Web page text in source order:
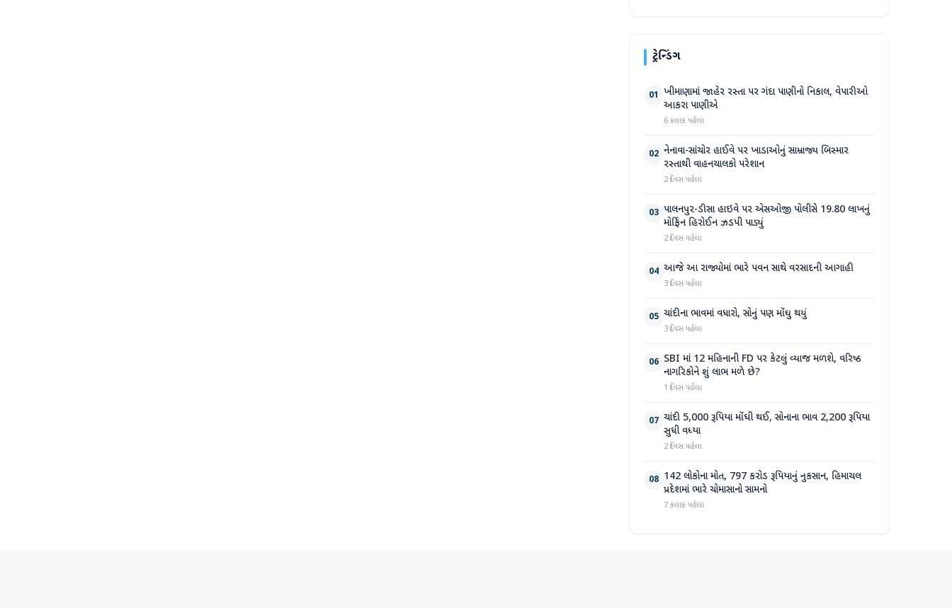
ટ્રેન્ડિંગ
01 ખીમાણામાં જાહેર રસ્તા પર ગંદા પાણીનો નિકાલ, વેપારીઓ
આકરા પાણીએ
6 કલાક પહેલા
02 નેનાવા-સાંચોર હાઈવે પર ખાડાઓનું સામ્રાજ્ય બિસ્માર
રસ્તાથી વાહનચાલકો પરેશાન
2 દિવસ પહેલા
03 પાલનપુર-ડીસા હાઇવે પર એસઓજી પોલીસે 19.80 લાખનું
મોર્ફિન હિરોઈન ઝડપી પાડ્યું
2 દિવસ પહેલા
04 આજે આ રાજ્યોમાં ભારે પવન સાથે વરસાદની આગાહી
3 દિવસ પહેલા
05 ચાંદીના ભાવમાં વધારો, સોનું પણ મોંઘુ થયું
3 દિવસ પહેલા
06 SBI માં 12 મહિનાની FD પર કેટલું વ્યાજ મળશે, વરિષ્ઠ
નાગરિકોને શું લાભ મળે છે?
1 દિવસ પહેલા
07 ચાંદી 5,000 રૂપિયા મોંઘી થઈ, સોનાના ભાવ 2,200 રૂપિયા
સુધી વધ્યા
2 દિવસ પહેલા
08 142 લોકોના મોત, 797 કરોડ રૂપિયાનું નુકસાન, હિમાચલ
પ્રદેશમાં ભારે ચોમાસાનો સામનો
7 કલાક પહેલા